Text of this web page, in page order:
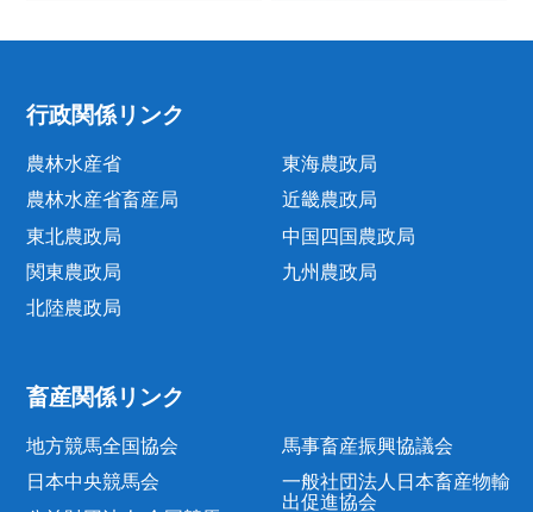
行政関係リンク
農林水産省
農林水産省畜産局
東北農政局
関東農政局
北陸農政局
東海農政局
近畿農政局
中国四国農政局
九州農政局
畜産関係リンク
地方競馬全国協会
日本中央競馬会
馬事畜産振興協議会
一般社団法人日本畜産物輸
出促進協会